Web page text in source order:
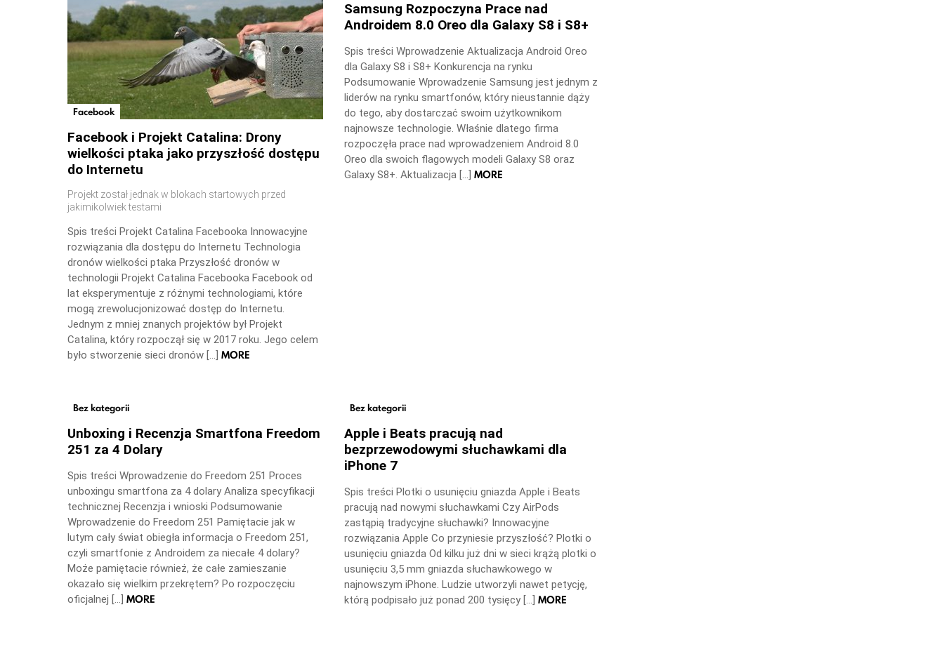
Facebook
Facebook i Projekt Catalina: Drony
wielkości ptaka jako przyszłość dostępu
do Internetu
Projekt został jednak w blokach startowych przed
jakimikolwiek testami
Spis treści Projekt Catalina Facebooka Innowacyjne
rozwiązania dla dostępu do Internetu Technologia
dronów wielkości ptaka Przyszłość dronów w
technologii Projekt Catalina Facebooka Facebook od
lat eksperymentuje z różnymi technologiami, które
mogą zrewolucjonizować dostęp do Internetu.
Jednym z mniej znanych projektów był Projekt
Catalina, który rozpoczął się w 2017 roku. Jego celem
było stworzenie sieci dronów […] MORE
Samsung Rozpoczyna Prace nad
Androidem 8.0 Oreo dla Galaxy S8 i S8+
Spis treści Wprowadzenie Aktualizacja Android Oreo
dla Galaxy S8 i S8+ Konkurencja na rynku
Podsumowanie Wprowadzenie Samsung jest jednym z
liderów na rynku smartfonów, który nieustannie dąży
do tego, aby dostarczać swoim użytkownikom
najnowsze technologie. Właśnie dlatego firma
rozpoczęła prace nad wprowadzeniem Android 8.0
Oreo dla swoich flagowych modeli Galaxy S8 oraz
Galaxy S8+. Aktualizacja […] MORE
Bez kategorii
Unboxing i Recenzja Smartfona Freedom
251 za 4 Dolary
Spis treści Wprowadzenie do Freedom 251 Proces
unboxingu smartfona za 4 dolary Analiza specyfikacji
technicznej Recenzja i wnioski Podsumowanie
Wprowadzenie do Freedom 251 Pamiętacie jak w
lutym cały świat obiegła informacja o Freedom 251,
czyli smartfonie z Androidem za niecałe 4 dolary?
Może pamiętacie również, że całe zamieszanie
okazało się wielkim przekrętem? Po rozpoczęciu
oficjalnej […] MORE
Bez kategorii
Apple i Beats pracują nad
bezprzewodowymi słuchawkami dla
iPhone 7
Spis treści Plotki o usunięciu gniazda Apple i Beats
pracują nad nowymi słuchawkami Czy AirPods
zastąpią tradycyjne słuchawki? Innowacyjne
rozwiązania Apple Co przyniesie przyszłość? Plotki o
usunięciu gniazda Od kilku już dni w sieci krążą plotki o
usunięciu 3,5 mm gniazda słuchawkowego w
najnowszym iPhone. Ludzie utworzyli nawet petycję,
którą podpisało już ponad 200 tysięcy […] MORE